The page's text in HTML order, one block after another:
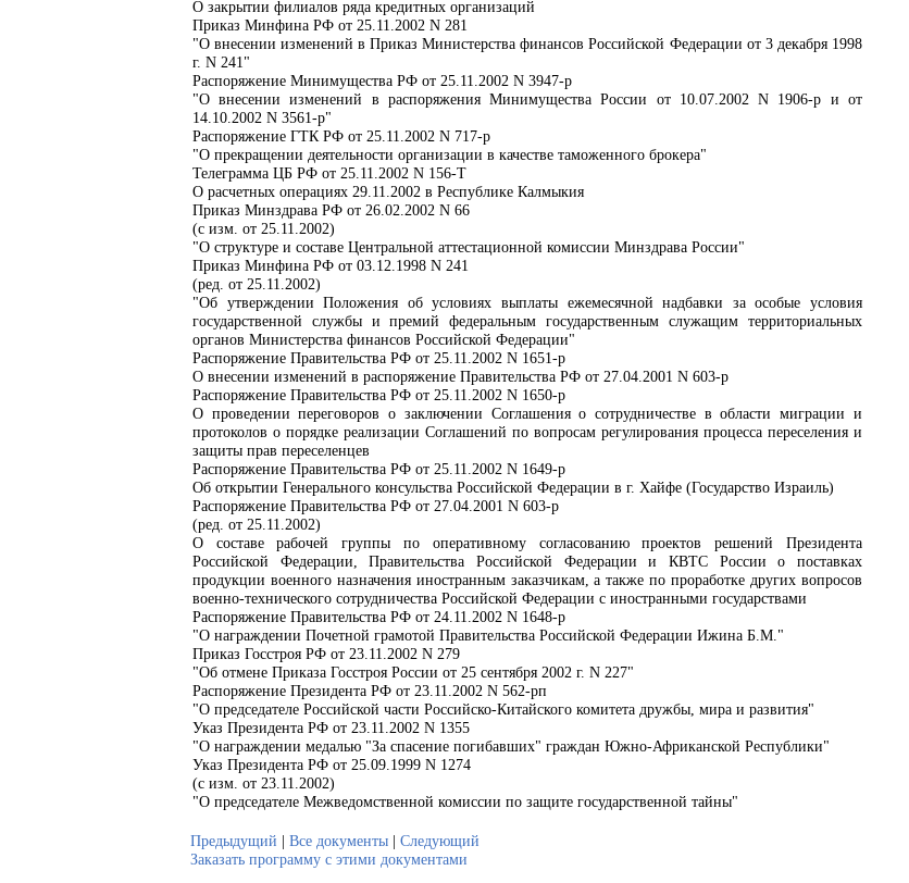
О закрытии филиалов ряда кредитных организаций
Приказ Минфина РФ от 25.11.2002 N 281
"О внесении изменений в Приказ Министерства финансов Российской Федерации от 3 декабря 1998
г. N 241"
Распоряжение Минимущества РФ от 25.11.2002 N 3947-р
"О внесении изменений в распоряжения Минимущества России от 10.07.2002 N 1906-р и от
14.10.2002 N 3561-р"
Распоряжение ГТК РФ от 25.11.2002 N 717-р
"О прекращении деятельности организации в качестве таможенного брокера"
Телеграмма ЦБ РФ от 25.11.2002 N 156-Т
О расчетных операциях 29.11.2002 в Республике Калмыкия
Приказ Минздрава РФ от 26.02.2002 N 66
(с изм. от 25.11.2002)
"О структуре и составе Центральной аттестационной комиссии Минздрава России"
Приказ Минфина РФ от 03.12.1998 N 241
(ред. от 25.11.2002)
"Об утверждении Положения об условиях выплаты ежемесячной надбавки за особые условия
государственной службы и премий федеральным государственным служащим территориальных
органов Министерства финансов Российской Федерации"
Распоряжение Правительства РФ от 25.11.2002 N 1651-р
О внесении изменений в распоряжение Правительства РФ от 27.04.2001 N 603-р
Распоряжение Правительства РФ от 25.11.2002 N 1650-р
О проведении переговоров о заключении Соглашения о сотрудничестве в области миграции и
протоколов о порядке реализации Соглашений по вопросам регулирования процесса переселения и
защиты прав переселенцев
Распоряжение Правительства РФ от 25.11.2002 N 1649-р
Об открытии Генерального консульства Российской Федерации в г. Хайфе (Государство Израиль)
Распоряжение Правительства РФ от 27.04.2001 N 603-р
(ред. от 25.11.2002)
О составе рабочей группы по оперативному согласованию проектов решений Президента
Российской Федерации, Правительства Российской Федерации и КВТС России о поставках
продукции военного назначения иностранным заказчикам, а также по проработке других вопросов
военно-технического сотрудничества Российской Федерации с иностранными государствами
Распоряжение Правительства РФ от 24.11.2002 N 1648-р
"О награждении Почетной грамотой Правительства Российской Федерации Ижина Б.М."
Приказ Госстроя РФ от 23.11.2002 N 279
"Об отмене Приказа Госстроя России от 25 сентября 2002 г. N 227"
Распоряжение Президента РФ от 23.11.2002 N 562-рп
"О председателе Российской части Российско-Китайского комитета дружбы, мира и развития"
Указ Президента РФ от 23.11.2002 N 1355
"О награждении медалью "За спасение погибавших" граждан Южно-Африканской Республики"
Указ Президента РФ от 25.09.1999 N 1274
(с изм. от 23.11.2002)
"О председателе Межведомственной комиссии по защите государственной тайны"
Предыдущий | Все документы| Следующий
Заказать программу с этими документами